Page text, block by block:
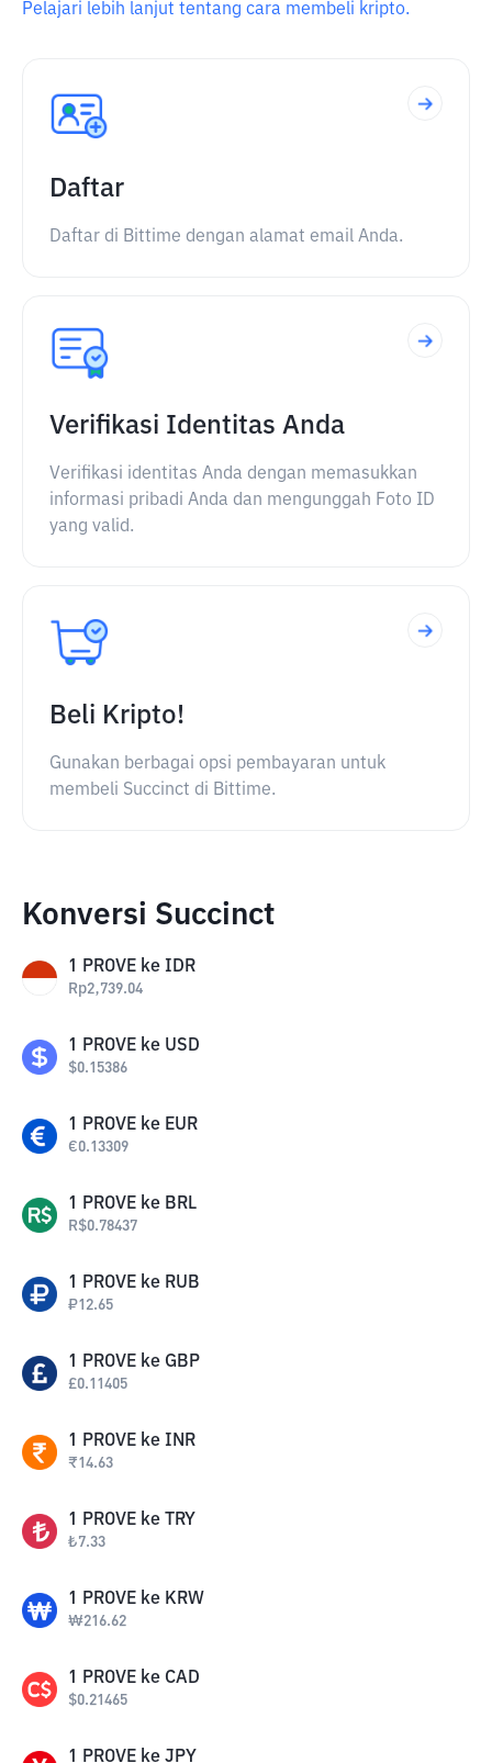
Pelajari lebih lanjut tentang cara membeli kripto.
Daftar
Daftar di Bittime dengan alamat email Anda.
Verifikasi Identitas Anda
Verifikasi identitas Anda dengan memasukkan
informasi pribadi Anda dan mengunggah Foto ID
yang valid.
Beli Kripto!
Gunakan berbagai opsi pembayaran untuk
membeli Succinct di Bittime.
Konversi Succinct
1 PROVE ke IDR
Rp2,739.04
1 PROVE ke USD
$0.15386
1 PROVE ke EUR
€0.13309
1 PROVE ke BRL
R$0.78437
1 PROVE ke RUB
₽12.65
1 PROVE ke GBP
£0.11405
1 PROVE ke INR
₹14.63
1 PROVE ke TRY
₺7.33
1 PROVE ke KRW
₩216.62
1 PROVE ke CAD
$0.21465
1 PROVE ke JPY